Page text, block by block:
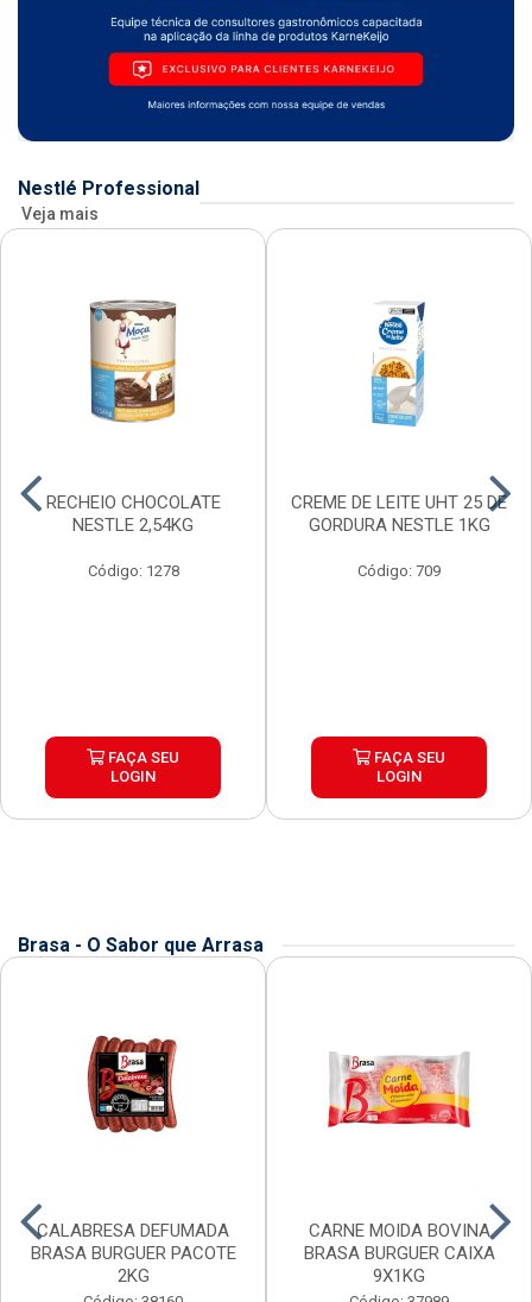
Nestlé Professional
Veja mais
RECHEIO CHOCOLATE
NESTLE 2,54KG
Código: 1278
FAÇA SEU
LOGIN
CREME DE LEITE UHT 25 DE
GORDURA NESTLE 1KG
Código: 709
FAÇA SEU
LOGIN
Brasa - O Sabor que Arrasa
CALABRESA DEFUMADA
BRASA BURGUER PACOTE
2KG
CARNE MOIDA BOVINA
BRASA BURGUER CAIXA
9X1KG